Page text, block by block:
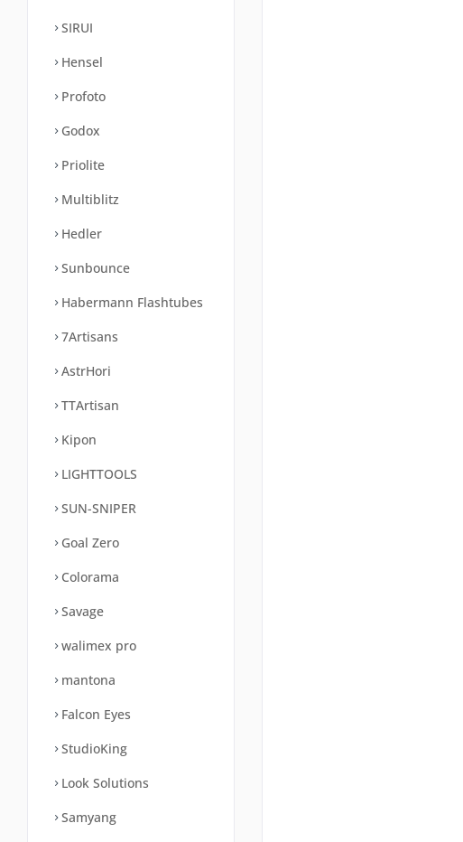
SIRUI
Hensel
Profoto
Godox
Priolite
Multiblitz
Hedler
Sunbounce
Habermann Flashtubes
7Artisans
AstrHori
TTArtisan
Kipon
LIGHTTOOLS
SUN-SNIPER
Goal Zero
Colorama
Savage
walimex pro
mantona
Falcon Eyes
StudioKing
Look Solutions
Samyang